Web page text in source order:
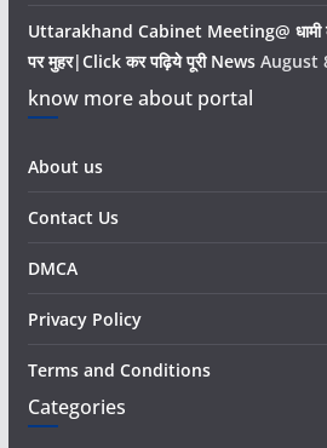
Uttarakhand Cabinet Meeting@ धामी
पर मुहर|Click कर पढ़िये पूरी News August
know more about portal
About us
Contact Us
DMCA
Privacy Policy
Terms and Conditions
Categories